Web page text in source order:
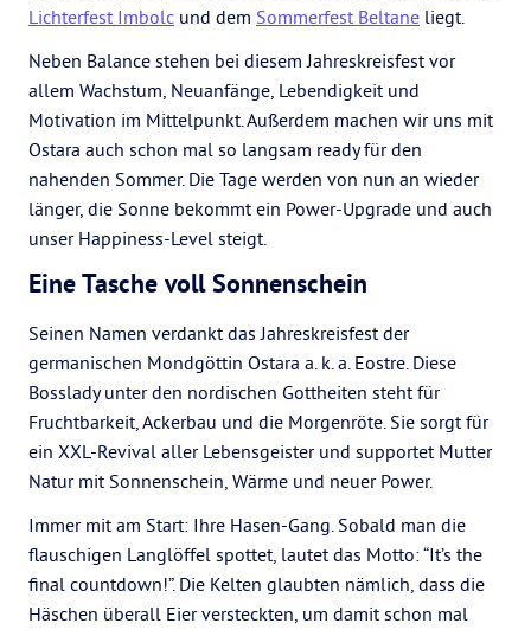
Lichterfest Imbolc und dem Sommerfest Beltane liegt.
Neben Balance stehen bei diesem Jahreskreisfest vor
allem Wachstum, Neuanfänge, Lebendigkeit und
Motivation im Mittelpunkt. Außerdem machen wir uns mit
Ostara auch schon mal so langsam ready für den
nahenden Sommer. Die Tage werden von nun an wieder
länger, die Sonne bekommt ein Power-Upgrade und auch
unser Happiness-Level steigt.
Eine Tasche voll Sonnenschein
Seinen Namen verdankt das Jahreskreisfest der
germanischen Mondgöttin Ostara a. k. a. Eostre. Diese
Bosslady unter den nordischen Gottheiten steht für
Fruchtbarkeit, Ackerbau und die Morgenröte. Sie sorgt für
ein XXL-Revival aller Lebensgeister und supportet Mutter
Natur mit Sonnenschein, Wärme und neuer Power.
Immer mit am Start: Ihre Hasen-Gang. Sobald man die
flauschigen Langlöffel spottet, lautet das Motto: “It’s the
final countdown!”. Die Kelten glaubten nämlich, dass die
Häschen überall Eier versteckten, um damit schon mal